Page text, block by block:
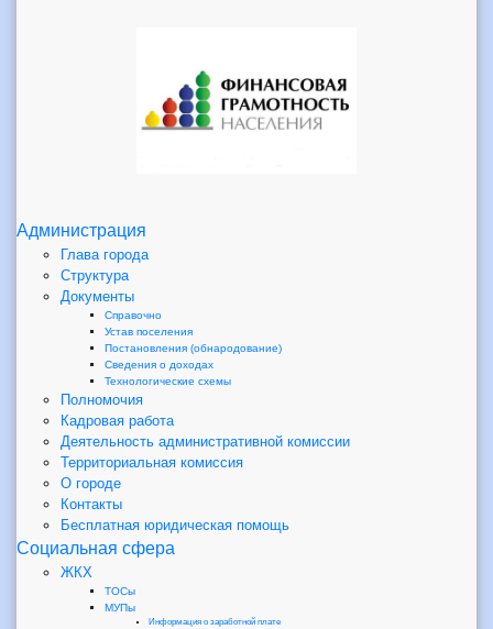
Администрация
Глава города
Структура
Документы
Справочно
Устав поселения
Постановления (обнародование)
Сведения о доходах
Технологические схемы
Полномочия
Кадровая работа
Деятельность административной комиссии
Территориальная комиссия
О городе
Контакты
Бесплатная юридическая помощь
Социальная сфера
ЖКХ
ТОСы
МУПы
Информация о заработной плате